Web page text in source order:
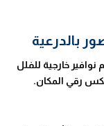
بالدرعية
خارجية للفلل
رقي المكان.